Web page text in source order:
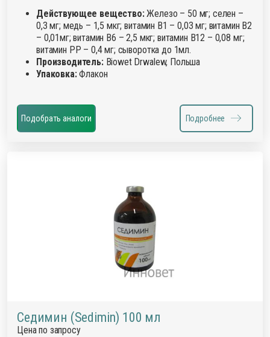
Действующее вещество:Железо – 50 мг; селен –
0,3 мг; медь – 1,5 мкг; витамин В1 – 0,03 мг; витамин В2
– 0,01мг; витамин В6 – 2,5 мкг; витамин В12 – 0,08 мг;
витамин РР – 0,4 мг; сыворотка до 1мл.
Производитель:Biowet Drwalew, Польша
Упаковка:Флакон
Подобрать аналоги Подробнее
Седимин (Sedimin) 100 мл
Цена по запросу